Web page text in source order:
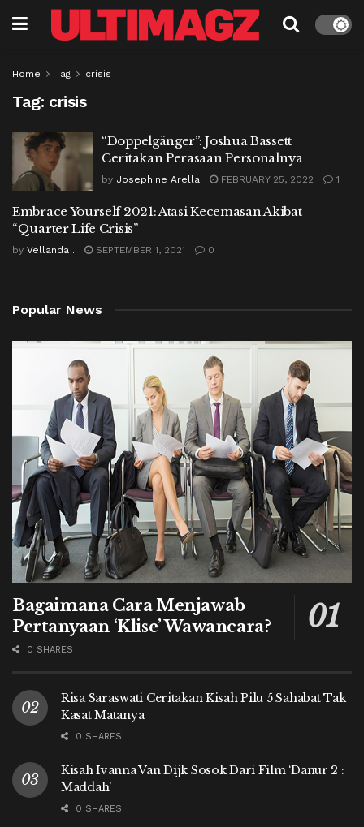
Home Tag crisis
Tag: crisis
“Doppelgänger”: Joshua Bassett
Ceritakan Perasaan Personalnya
by Josephine Arella FEBRUARY 25, 2022 1
Embrace Yourself 2021: Atasi Kecemasan Akibat
“Quarter Life Crisis”
by Vellanda . SEPTEMBER 1, 2021 0
Popular News
Bagaimana Cara Menjawab
Pertanyaan ‘Klise’ Wawancara?
0 SHARES
Risa Saraswati Ceritakan Kisah Pilu 5 Sahabat Tak
Kasat Matanya
0 SHARES
Kisah Ivanna Van Dijk Sosok Dari Film ‘Danur 2 :
Maddah’
0 SHARES